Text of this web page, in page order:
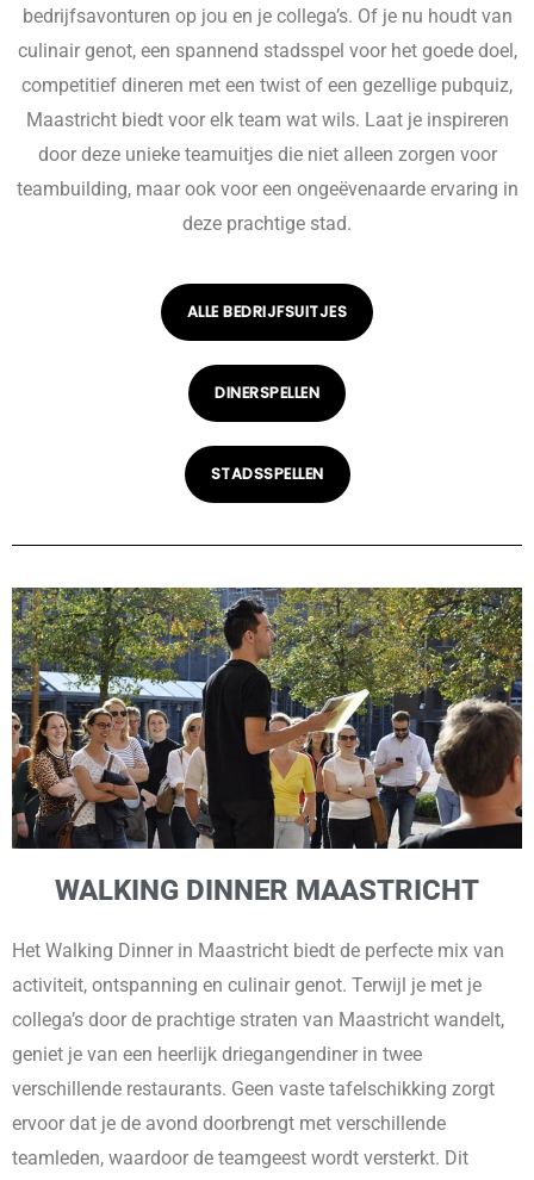
bedrijfsavonturen op jou en je collega’s. Of je nu houdt van
culinair genot, een spannend stadsspel voor het goede doel,
competitief dineren met een twist of een gezellige pubquiz,
Maastricht biedt voor elk team wat wils. Laat je inspireren
door deze unieke teamuitjes die niet alleen zorgen voor
teambuilding, maar ook voor een ongeëvenaarde ervaring in
deze prachtige stad.
ALLE BEDRIJFSUITJES
DINERSPELLEN
STADSSPELLEN
WALKING DINNER MAASTRICHT
Het Walking Dinner in Maastricht biedt de perfecte mix van
activiteit, ontspanning en culinair genot. Terwijl je met je
collega’s door de prachtige straten van Maastricht wandelt,
geniet je van een heerlijk driegangendiner in twee
verschillende restaurants. Geen vaste tafelschikking zorgt
ervoor dat je de avond doorbrengt met verschillende
teamleden, waardoor de teamgeest wordt versterkt. Dit